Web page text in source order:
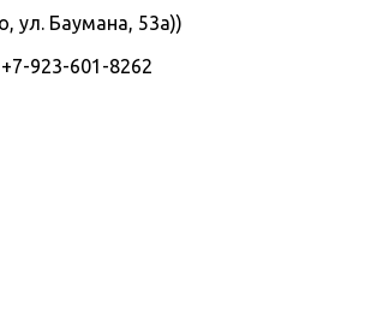
ул. Баумана, 53а))
923-601-8262